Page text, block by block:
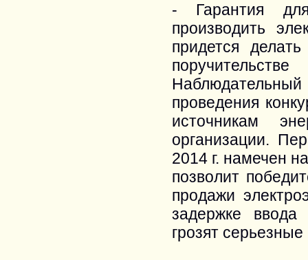
- Гарантия
производить
придется
проведения
источникам
организации.
2014 г. намечен
позволит
продажи
задержке ввода
грозят